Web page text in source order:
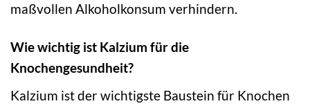
maßvollen Alkoholkonsum verhindern.
Wie wichtig ist Kalzium für die
Knochengesundheit?
Kalzium ist der wichtigste Baustein für Knochen